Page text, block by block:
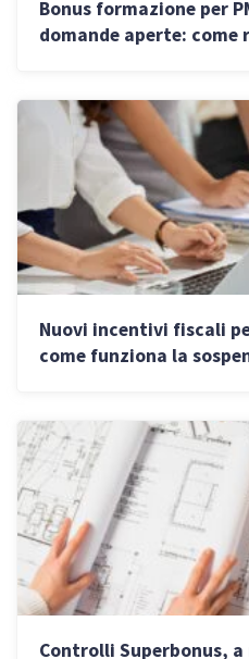
Bonus formazione per
domande aperte: come
Nuovi incentivi fiscali
come funziona la
Controlli Superbonus,